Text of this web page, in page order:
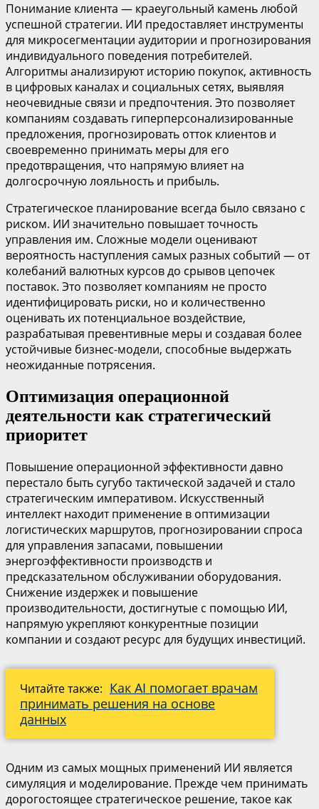
Понимание клиента — краеугольный камень любой
успешной стратегии. ИИ предоставляет инструменты
для микросегментации аудитории и прогнозирования
индивидуального поведения потребителей.
Алгоритмы анализируют историю покупок, активность
в цифровых каналах и социальных сетях, выявляя
неочевидные связи и предпочтения. Это позволяет
компаниям создавать гиперперсонализированные
предложения, прогнозировать отток клиентов и
своевременно принимать меры для его
предотвращения, что напрямую влияет на
долгосрочную лояльность и прибыль.
Стратегическое планирование всегда было связано с
риском. ИИ значительно повышает точность
управления им. Сложные модели оценивают
вероятность наступления самых разных событий — от
колебаний валютных курсов до срывов цепочек
поставок. Это позволяет компаниям не просто
идентифицировать риски, но и количественно
оценивать их потенциальное воздействие,
разрабатывая превентивные меры и создавая более
устойчивые бизнес-модели, способные выдержать
неожиданные потрясения.
Оптимизация операционной
деятельности как стратегический
приоритет
Повышение операционной эффективности давно
перестало быть сугубо тактической задачей и стало
стратегическим императивом. Искусственный
интеллект находит применение в оптимизации
логистических маршрутов, прогнозировании спроса
для управления запасами, повышении
энергоэффективности производств и
предсказательном обслуживании оборудования.
Снижение издержек и повышение
производительности, достигнутые с помощью ИИ,
напрямую укрепляют конкурентные позиции
компании и создают ресурс для будущих инвестиций.
Читайте также: Как AI помогает врачам
принимать решения на основе
данных
Одним из самых мощных применений ИИ является
симуляция и моделирование. Прежде чем принимать
дорогостоящее стратегическое решение, такое как